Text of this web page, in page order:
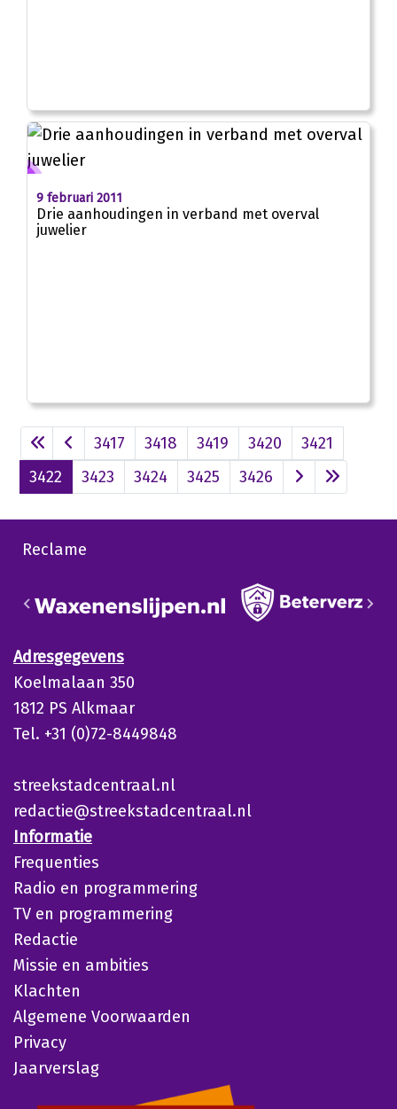
9 februari 2011
Drie aanhoudingen in verband met overval
juwelier
3417 3418 3419 3420
3421
3422
3423 3424 3425 3426
Reclame
Adresgegevens
Koelmalaan 350
1812 PS Alkmaar
Tel. +31 (0)72-8449848
streekstadcentraal.nl
redactie@streekstadcentraal.nl
Informatie
Frequenties
Radio en programmering
TV en programmering
Redactie
Missie en ambities
Klachten
Algemene Voorwaarden
Privacy
Jaarverslag